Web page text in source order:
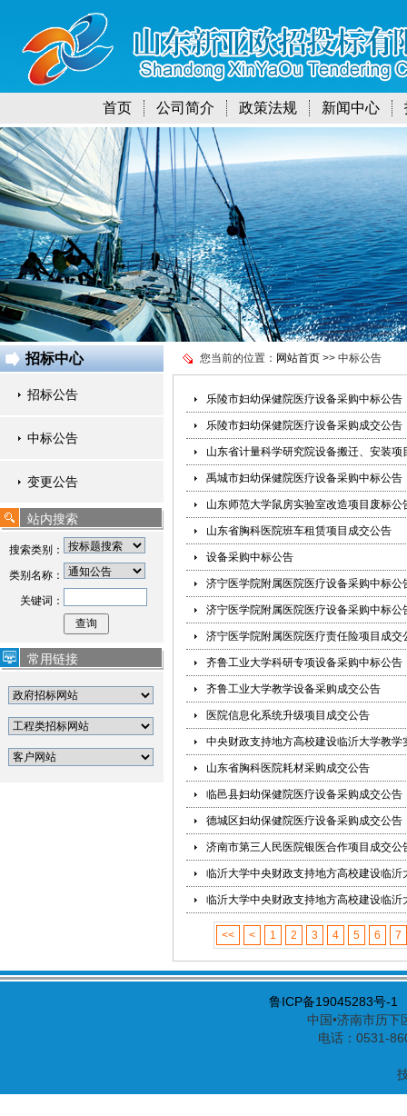
首页 公司简介 政策法规 新闻中心
招标中心
招标公告
中标公告
变更公告
站内搜索
搜索类别：
类别名称：
关键词：
常用链接
您当前的位置： 网站首页 >> 中标公告
乐陵市妇幼保健院医疗设备采购中标公告
乐陵市妇幼保健院医疗设备采购成交公告
山东省计量科学研究院设备搬迁、安装项
禹城市妇幼保健院医疗设备采购中标公告
山东师范大学鼠房实验室改造项目废标公
山东省胸科医院班车租赁项目成交公告
设备采购中标公告
济宁医学院附属医院医疗设备采购中标公
济宁医学院附属医院医疗设备采购中标公
济宁医学院附属医院医疗责任险项目成交
齐鲁工业大学科研专项设备采购中标公告
齐鲁工业大学教学设备采购成交公告
医院信息化系统升级项目成交公告
中央财政支持地方高校建设临沂大学教
山东省胸科医院耗材采购成交公告
临邑县妇幼保健院医疗设备采购成交公告
德城区妇幼保健院医疗设备采购成交公告
济南市第三人民医院银医合作项目成交公
临沂大学中央财政支持地方高校建设临
临沂大学中央财政支持地方高校建设临
<< < 1 2 3 4 5 6 7
鲁ICP备19045283号-1
中国•济南市历
电话：0531-